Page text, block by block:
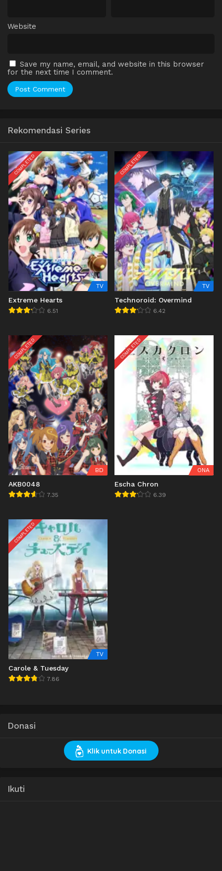
Website
Save my name, email, and website in this browser
for the next time I comment.
Rekomendasi Series
COMPLETED
TV
Extreme Hearts
6.51
COMPLETED
TV
Technoroid: Overmind
6.42
COMPLETED
BD
AKB0048
7.35
COMPLETED
ONA
Escha Chron
6.39
COMPLETED
TV
Carole & Tuesday
7.86
Donasi
Klik untuk Donasi
Ikuti